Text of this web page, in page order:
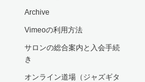
Archive
Vimeoの利用方法
サロンの総合案内と入会手続
き
オンライン道場（ジャズギタ